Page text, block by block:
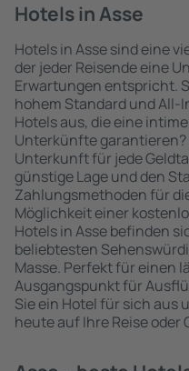
Hotels in Asse
Hotels in Asse sind eine
der jeder Reisende eine
Erwartungen entspricht.
hohem Standard und All-
Hotels aus, die eine
Unterkünfte garantieren?
Unterkunft für jede
günstige Lage und den
Zahlungsmethoden für
Möglichkeit einer
Hotels in Asse befinden
beliebtesten
Masse. Perfekt für einen
Ausgangspunkt für
Sie ein Hotel für sich aus
heute auf Ihre Reise oder